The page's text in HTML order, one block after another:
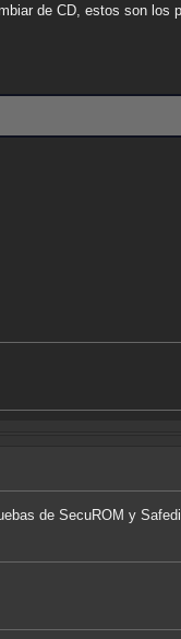
de CD, estos son los
de SecuROM y